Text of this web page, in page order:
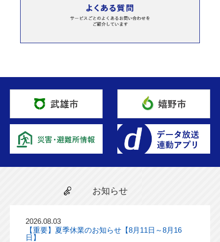
お知らせ
2026.08.03
【重要】夏季休業のお知らせ【8月11日～8月16
日】